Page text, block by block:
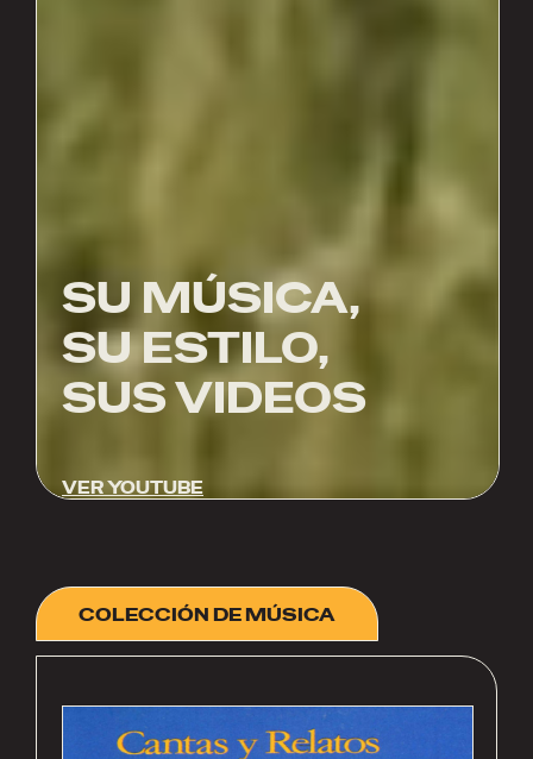
SU MÚSICA,
SU ESTILO,
SUS VIDEOS
VER YOUTUBE
COLECCIÓN DE MÚSICA